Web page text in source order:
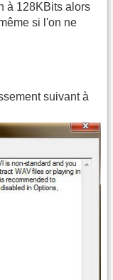
à 128KBits alors
si l'on ne
suivant à